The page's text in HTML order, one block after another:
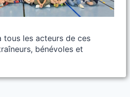
tous les acteurs de ces
bénévoles et